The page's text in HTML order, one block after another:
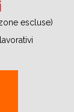
escluse)